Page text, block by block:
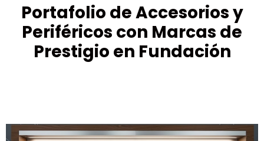
Portafolio de Accesorios y
Periféricos con Marcas de
Prestigio en Fundación